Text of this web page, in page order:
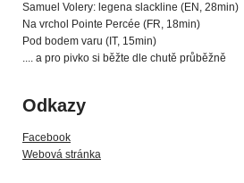
Samuel Volery: legena slackline (EN, 28min)
Na vrchol Pointe Percée (FR, 18min)
Pod bodem varu (IT, 15min)
.... a pro pivko si běžte dle chutě průběžně
Odkazy
Facebook
Webová stránka